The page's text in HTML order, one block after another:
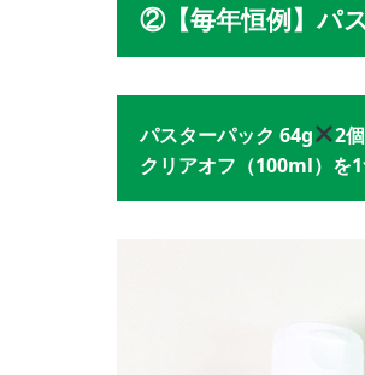
②【毎年恒例】パ
パスターパック 64g 2
クリアオフ（100ml）を